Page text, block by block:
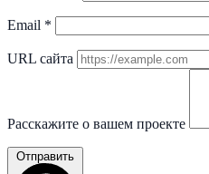
Email *
URL сайта
Расскажите о вашем проекте
Отправить